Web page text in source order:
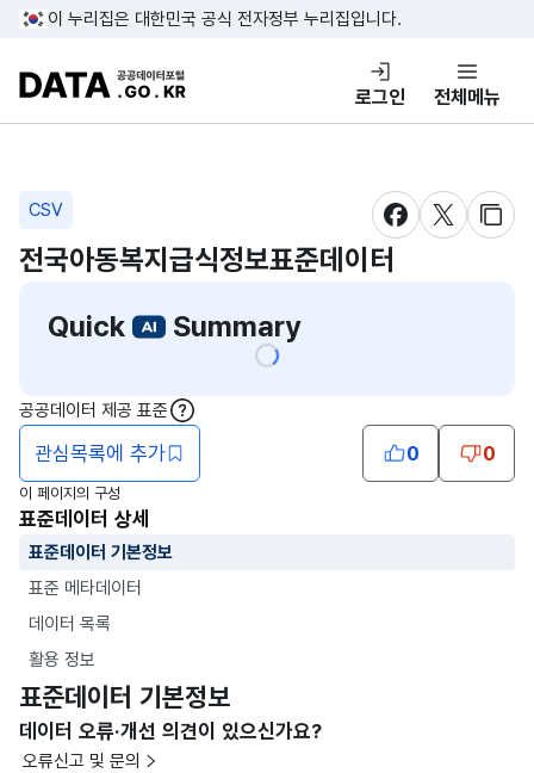
콘텐츠 바로가기
푸터 바로가기
이 누리집은 대한민국 공식 전자정부 누리집입니다.
DATA.GO.KR 공공데이터포털
로그인 전체메뉴
CSV
새창 열림새창 열림
새창
전국아동복지급식정보표준데이터
Quick
Summary
관심목록에 추가
공공데이터 제공 표준
도움말
0
0
이 페이지의 구성
표준데이터 상세
표준데이터 기본정보
표준 메타데이터
데이터 목록
활용 정보
표준데이터 기본정보
데이터 오류·개선 의견이 있으신가요?
오류신고 및 문의